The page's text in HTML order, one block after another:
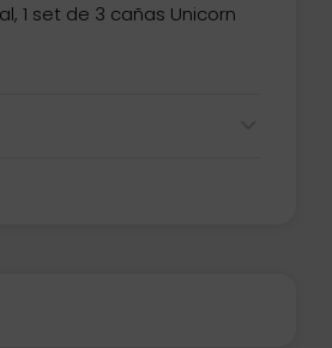
1 set de 3 cañas Unicorn